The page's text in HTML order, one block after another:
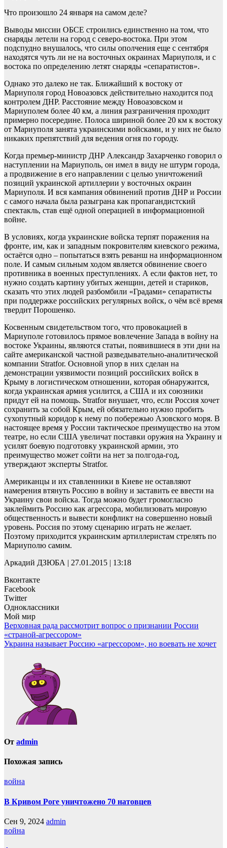
Что произошло 24 января на самом деле?
Выводы миссии ОБСЕ строились единственно на том, что
снаряды летели на город с северо-востока. При этом
подспудно внушалось, что силы ополчения еще с сентября
находятся чуть ли не на восточных окраинах Мариуполя, и с
востока по определению летят снаряды «сепаратистов».
Однако это далеко не так. Ближайший к востоку от
Мариуполя город Новоазовск действительно находится под
контролем ДНР. Расстояние между Новоазовском и
Мариуполем более 40 км, а линия разграничения проходит
примерно посередине. Полоса шириной более 20 км к востоку
от Мариуполя занята украинскими войсками, и у них не было
никаких препятствий для ведения огня по городу.
Когда премьер-министр ДНР Александр Захарченко говорил о
наступлении на Мариуполь, он имел в виду не штурм города,
а продвижение в его направлении с целью уничтожений
позиций украинской артиллерии у восточных окраин
Мариуполя. И вся кампания обвинений против ДНР и России
с самого начала была разыграна как пропагандистский
спектакль, став ещё одной операцией в информационной
войне.
В условиях, когда украинские войска терпят поражения на
фронте, им, как и западным покровителям киевского режима,
остаётся одно – попытаться взять реванш на информационном
поле. И самым сильным ходом является обвинение своего
противника в военных преступлениях. А если фактов нет, то
нужно создать картину убитых женщин, детей и стариков,
сказать что этих людей разбомбили «Градами» сепаратисты
при поддержке российских регулярных войск, о чём всё время
твердит Порошенко.
Косвенным свидетельством того, что провокацией в
Мариуполе готовилось прямое вовлечение Запада в войну на
востоке Украины, являются статьи, появившиеся в эти дни на
сайте американской частной разведывательно-аналитической
компании Stratfor. Основной упор в них сделан на
демонстрации уязвимости позиций российских войск в
Крыму в логистическом отношении, которая обнаружится,
когда украинская армия усилится, а США и их союзники
придут ей на помощь. Stratfor внушает, что, если Россия хочет
сохранить за собой Крым, ей обязательно нужно пробить
сухопутный коридор к нему по побережью Азовского моря. В
настоящее время у России тактическое преимущество на этом
театре, но если США увеличат поставки оружия на Украину и
усилят боевую подготовку украинской армии, это
преимущество может сойти на нет за полгода-год,
утверждают эксперты Stratfor.
Американцы и их ставленники в Киеве не оставляют
намерения втянуть Россию в войну и заставить ее ввести на
Украину свои войска. Тогда можно будет громогласно
заклеймить Россию как агрессора, мобилизовать мировую
общественность и вывести конфликт на совершенно новый
уровень. Россия по этому сценарию играть не желает.
Поэтому приходится украинским артиллеристам стрелять по
Мариуполю самим.
Аркадий ДЗЮБА | 27.01.2015 | 13:18
Вконтакте
Facebook
Twitter
Одноклассники
Мой мир
Навигация
по
Верховная рада рассмотрит вопрос о признании России
«страной-агрессором»
Украина называет Россию «агрессором», но воевать не хочет
От admin
Похожая запись
война
В Кривом Роге уничтожено 70 натовцев
Сен 9, 2024 admin
война